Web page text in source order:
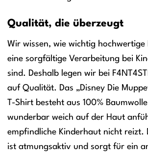
Qualität, die überzeugt
Wir wissen, wie wichtig hochwertige
eine sorgfältige Verarbeitung bei
sind. Deshalb legen wir bei
auf Qualität. Das „Disney Die
T-Shirt besteht aus 100%
wunderbar weich auf der Haut
empfindliche Kinderhaut nicht reizt.
ist atmungsaktiv und sorgt für ein